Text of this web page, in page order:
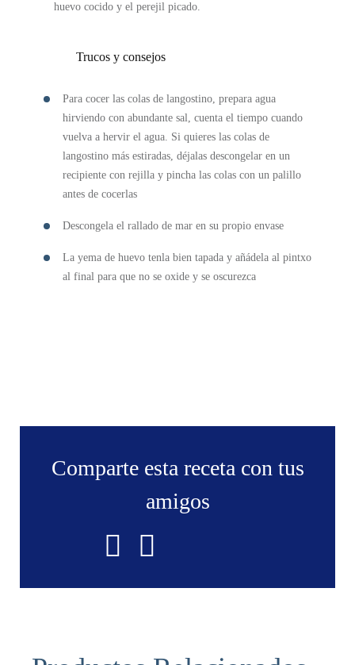
huevo cocido y el perejil picado.
Trucos y consejos
Para cocer las colas de langostino, prepara agua
hirviendo con abundante sal, cuenta el tiempo cuando
vuelva a hervir el agua. Si quieres las colas de
langostino más estiradas, déjalas descongelar en un
recipiente con rejilla y pincha las colas con un palillo
antes de cocerlas
Descongela el rallado de mar en su propio envase
La yema de huevo tenla bien tapada y añádela al pintxo
al final para que no se oxide y se oscurezca
Comparte esta receta con tus
amigos